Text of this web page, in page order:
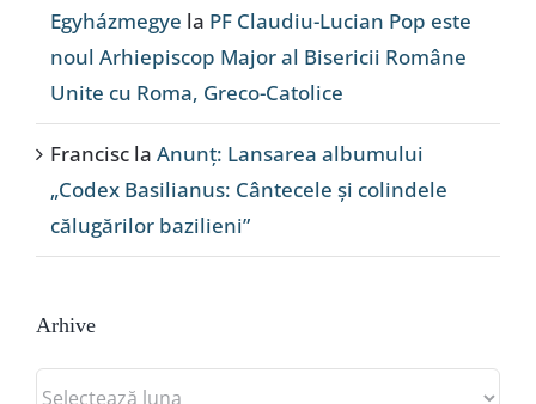
Egyházmegye la PF Claudiu-Lucian Pop este
noul Arhiepiscop Major al Bisericii Române
Unite cu Roma, Greco-Catolice
Francisc la Anunț: Lansarea albumului
„Codex Basilianus: Cântecele și colindele
călugărilor bazilieni”
Arhive
Arhive